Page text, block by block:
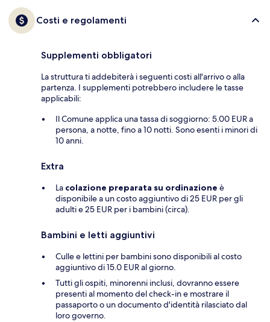
Costi e regolamenti
Supplementi obbligatori
La struttura ti addebiterà i seguenti costi all'arrivo o alla
partenza. I supplementi potrebbero includere le tasse
applicabili:
Il Comune applica una tassa di soggiorno: 5.00 EUR a
persona, a notte, fino a 10 notti. Sono esenti i minori di
10 anni.
Extra
La colazione preparata su ordinazione è
disponibile a un costo aggiuntivo di 25 EUR per gli
adulti e 25 EUR per i bambini (circa).
Bambini e letti aggiuntivi
Culle e lettini per bambini sono disponibili al costo
aggiuntivo di 15.0 EUR al giorno.
Tutti gli ospiti, minorenni inclusi, dovranno essere
presenti al momento del check-in e mostrare il
passaporto o un documento d'identità rilasciato dal
loro governo.